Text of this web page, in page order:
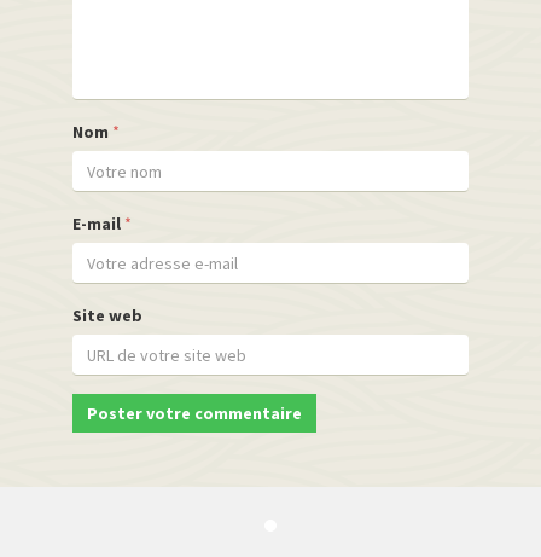
Nom *
E-mail *
Site web